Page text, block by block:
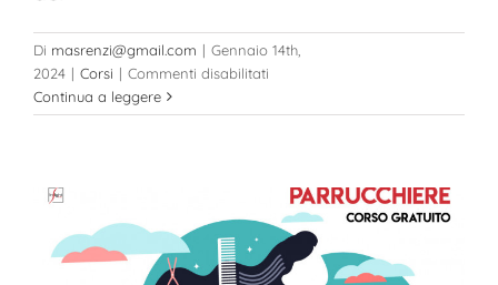
Di masrenzi@gmail.com | Gennaio 14th,
2024 | Corsi | Commenti disabilitati
di
Continua a leggere